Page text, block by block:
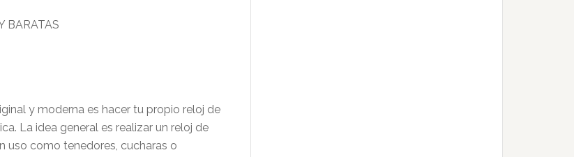
y moderna es hacer tu propio reloj de
La idea general es realizar un reloj de
uso como tenedores, cucharas o